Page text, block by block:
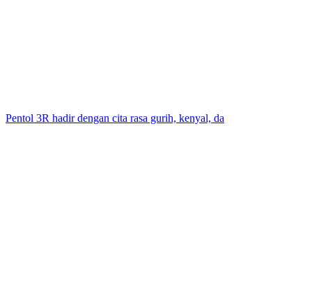
Pentol 3R hadir dengan cita rasa gurih, kenyal, da